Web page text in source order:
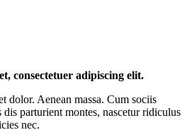
consectetuer adipiscing elit.
dolor. Aenean massa. Cum sociis
dis parturient montes, nascetur ridiculus
nec.